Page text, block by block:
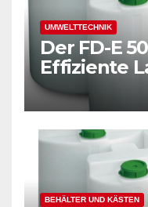
UMWELTTECHNIK
Der FD-E
Effiziente
präzise
moderne
BEHÄLTER UND KÄSTEN